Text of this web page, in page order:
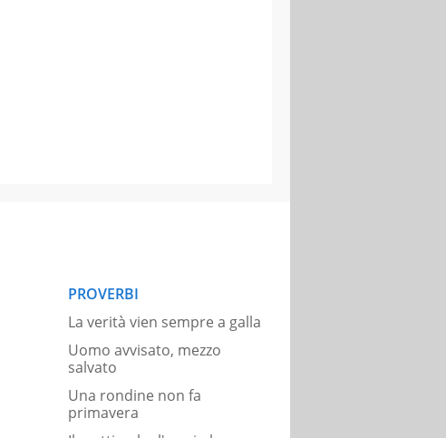
PROVERBI
La verità vien sempre a galla
Uomo avvisato, mezzo
salvato
Una rondine non fa
primavera